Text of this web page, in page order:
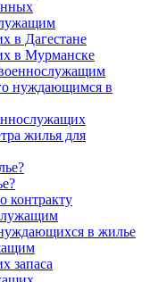
в Дагестане
в Мурманске
нуждающимся в
жилья для
контракту
в жилье
запаса